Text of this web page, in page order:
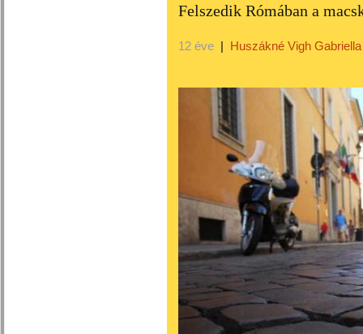
Felszedik Rómában a
12 éve | Huszákné Vigh Gabriella